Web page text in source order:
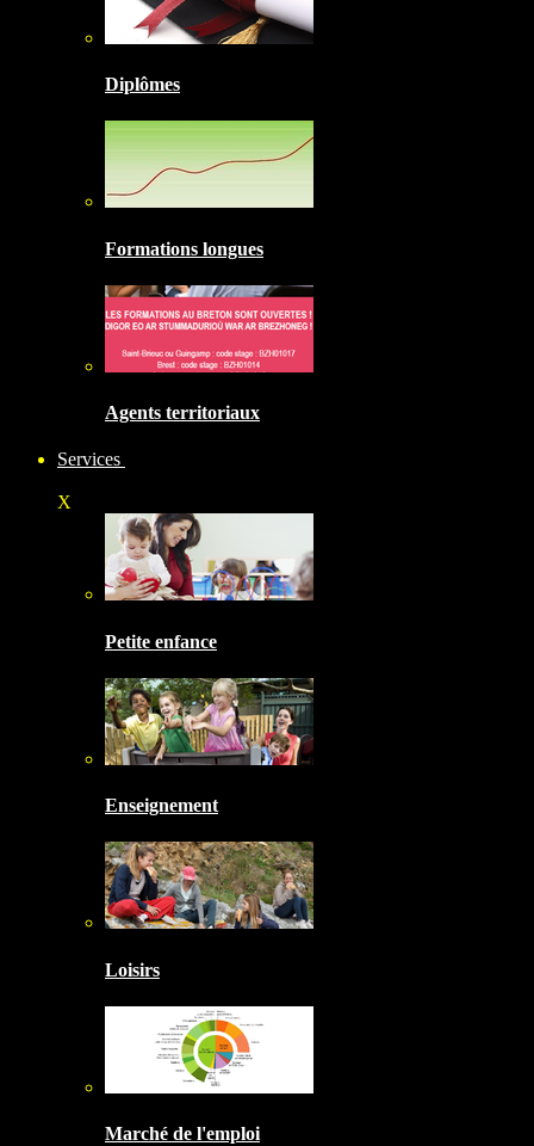
Diplômes
Formations longues
Agents territoriaux
Services
X
Petite enfance
Enseignement
Loisirs
Marché de l'emploi